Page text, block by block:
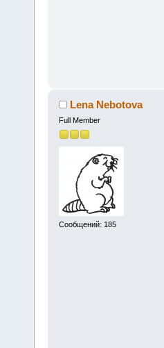
Lena Nebotova
Full Member
Сообщений: 185